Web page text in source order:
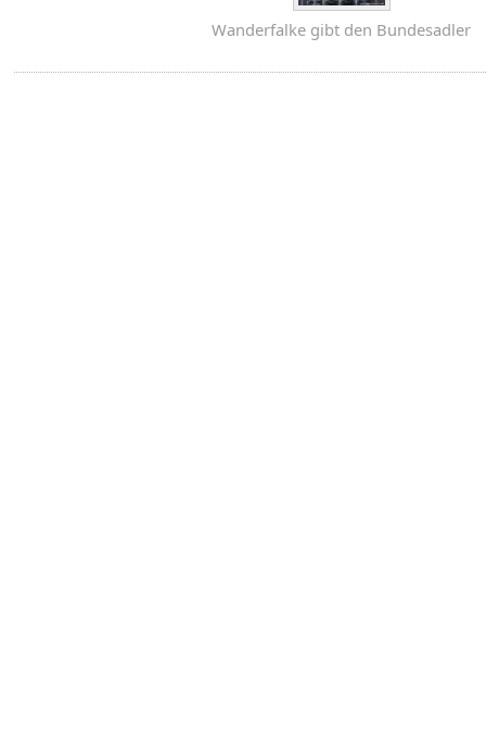
Wanderfalke gibt den Bundesadler